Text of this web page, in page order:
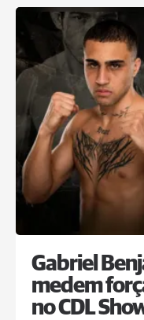
Gabriel
medem
no CDL